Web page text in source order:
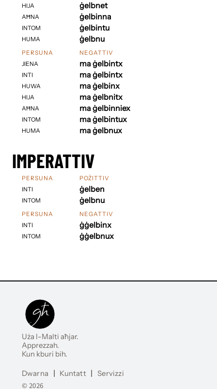
HIJA
AĦNA
INTOM
HUMA
ġelbnet
ġelbinna
ġelbintu
ġelbnu
PERSUNA
JIENA
INTI
HUWA
HIJA
AĦNA
INTOM
HUMA
NEGATTIV
ma ġelbintx
ma ġelbintx
ma ġelbinx
ma ġelbnitx
ma ġelbinniex
ma ġelbintux
ma ġelbnux
IMPERATTIV
PERSUNA
INTI
INTOM
POŻITTIV
ġelben
ġelbnu
PERSUNA
INTI
INTOM
NEGATTIV
ġġelbinx
ġġelbnux
Uża l-Malti aħjar.
Apprezzah.
Kun kburi bih.
Dwarna | Kuntatt | Servizzi
© 2026